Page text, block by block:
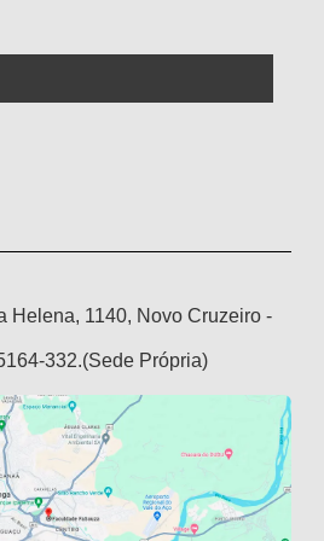
Helena, 1140, Novo Cruzeiro -
332.(Sede Própria)